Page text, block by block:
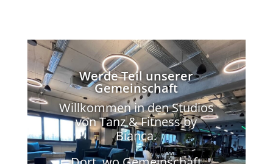
Werde Teil unserer
Gemeinschaft
Willkommen in den Studios
von Tanz & Fitness by
Bianca.